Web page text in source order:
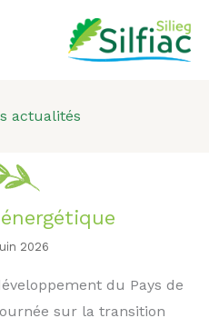
actualités
2026
du Pays de
sur la transition